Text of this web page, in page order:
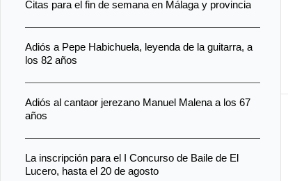
Citas para el fin de semana en Málaga y provincia
Adiós a Pepe Habichuela, leyenda de la guitarra, a
los 82 años
Adiós al cantaor jerezano Manuel Malena a los 67
años
La inscripción para el I Concurso de Baile de El
Lucero, hasta el 20 de agosto